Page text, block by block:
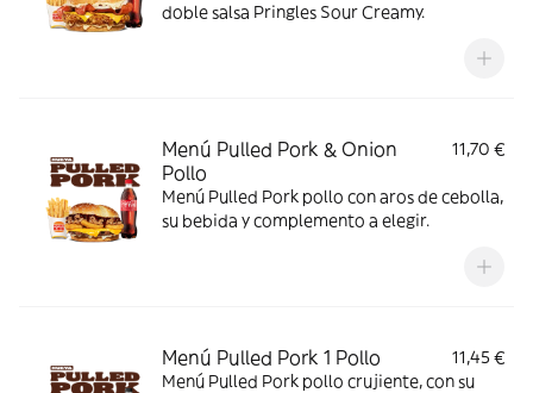
doble salsa Pringles Sour Creamy.
Menú Pulled Pork & Onion
Pollo
11,70 €
Menú Pulled Pork pollo con aros de cebolla,
su bebida y complemento a elegir.
Menú Pulled Pork 1 Pollo
11,45 €
Menú Pulled Pork pollo crujiente, con su